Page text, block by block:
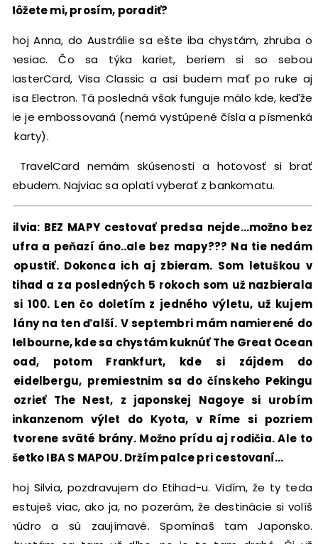
Môžete mi, prosím, poradiť?
Ahoj Anna, do Austrálie sa ešte iba chystám, zhruba o
mesiac. Čo sa týka kariet, beriem si so sebou
MasterCard, Visa Classic a asi budem mať po ruke aj
Visa Electron. Tá posledná však funguje málo kde, keďže
nie je embossovaná (nemá vystúpené čísla a písmenká
z karty).
S TravelCard nemám skúsenosti a hotovosť si brať
nebudem. Najviac sa oplatí vyberať z bankomatu.
Silvia: BEZ MAPY cestovať predsa nejde…možno bez
kufra a peňazí áno..ale bez mapy??? Na tie nedám
dopustiť. Dokonca ich aj zbieram. Som letuškou v
Etihad a za posledných 5 rokoch som už nazbierala
asi 100. Len čo doletím z jedného výletu, už kujem
plány na ten ďalší. V septembri mám namierené do
Melbourne, kde sa chystám kuknúť The Great Ocean
Road, potom Frankfurt, kde si zájdem do
Heidelbergu, premiestnim sa do čínskeho Pekingu
pozrieť The Nest, z japonskej Nagoye si urobím
Šinkanzenom výlet do Kyota, v Ríme si pozriem
otvorene sväté brány. Možno prídu aj rodičia. Ale to
všetko IBA S MAPOU. Držím palce pri cestovaní…
Ahoj Silvia, pozdravujem do Etihad-u. Vidím, že ty teda
cestuješ viac, ako ja, no pozerám, že destinácie si volíš
múdro a sú zaujímavé. Spomínaš tam Japonsko.